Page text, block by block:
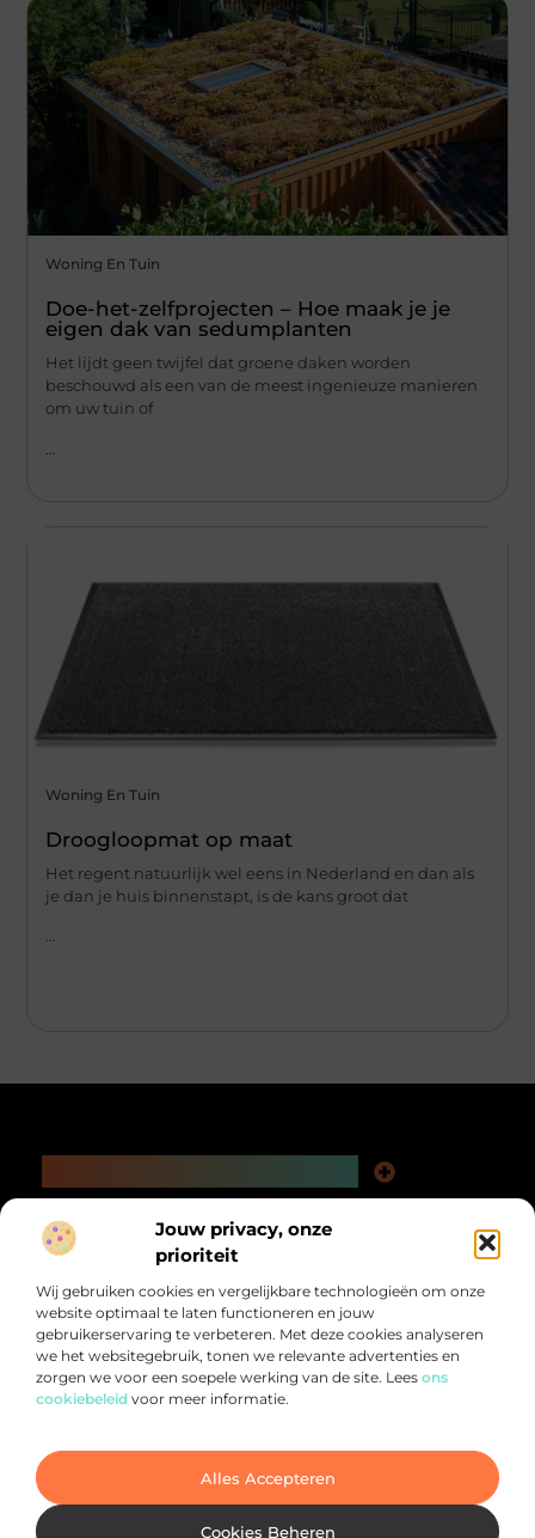
Jouw privacy, onze
prioriteit
Wij gebruiken cookies en vergelijkbare technologieën om onze
website optimaal te laten functioneren en jouw
gebruikerservaring te verbeteren. Met deze cookies analyseren
we het websitegebruik, tonen we relevante advertenties en
zorgen we voor een soepele werking van de site. Lees ons
cookiebeleid voor meer informatie.
Alles Accepteren
Cookies Beheren
Woning En Tuin
Doe-het-zelfprojecten – Hoe maak je je
eigen dak van sedumplanten
Het lijdt geen twijfel dat groene daken worden
beschouwd als een van de meest ingenieuze manieren
om uw tuin of
Woning En Tuin
Droogloopmat op maat
Het regent natuurlijk wel eens in Nederland en dan als
je dan je huis binnenstapt, is de kans groot dat
@2025 All Right Reserved.
Design by
Bericht categorie